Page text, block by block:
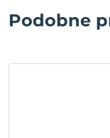
Podobne